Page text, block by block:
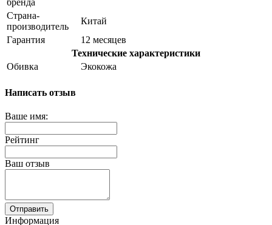
бренда
Страна-
производитель
Китай
Гарантия
12 месяцев
Технические характеристики
Обивка
Экокожа
Написать отзыв
Ваше имя:
Рейтинг
Ваш отзыв
Отправить
Информация